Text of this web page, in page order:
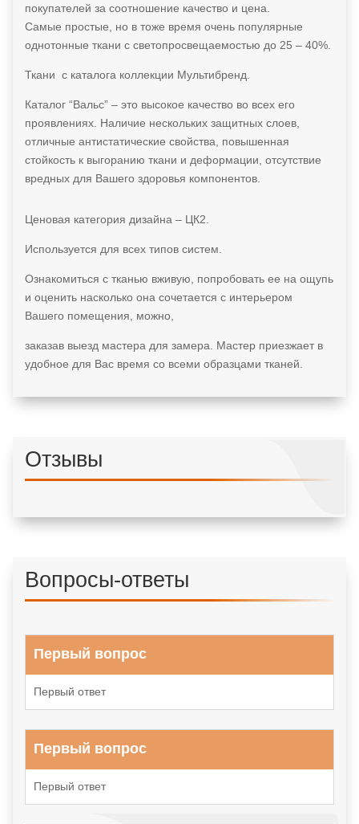
покупателей за соотношение качество и цена.
Самые простые, но в тоже время очень популярные
однотонные ткани с светопросвещаемостью до 25 – 40%.
Ткани с каталога коллекции Мультибренд.
Каталог “Вальс” – это высокое качество во всех его
проявлениях. Наличие нескольких защитных слоев,
отличные антистатические свойства, повышенная
стойкость к выгоранию ткани и деформации, отсутствие
вредных для Вашего здоровья компонентов.
Ценовая категория дизайна – ЦК2.
Используется для всех типов систем.
Ознакомиться с тканью вживую, попробовать ее на ощупь
и оценить насколько она сочетается с интерьером
Вашего помещения, можно,
заказав выезд мастера для замера. Мастер приезжает в
удобное для Вас время со всеми образцами тканей.
Отзывы
Вопросы-ответы
Первый вопрос
Первый ответ
Первый вопрос
Первый ответ